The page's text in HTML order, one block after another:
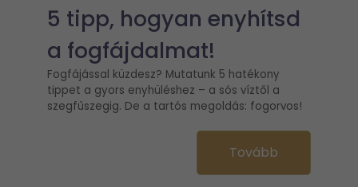
5 tipp, hogyan enyhítsd
a fogfájdalmat!
Fogfájással küzdesz? Mutatunk 5 hatékony
tippet a gyors enyhüléshez – a sós víztől a
szegfűszegig. De a tartós megoldás: fogorvos!
Tovább